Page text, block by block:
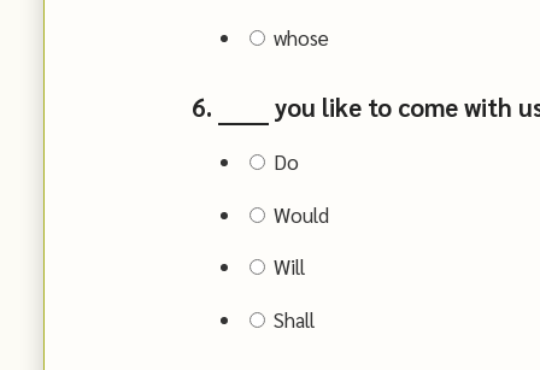
whose
6. ______ you like to come with
Do
Would
Will
Shall